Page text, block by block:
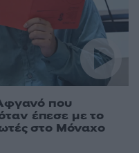
που
έπεσε με το
στο Μόναχο